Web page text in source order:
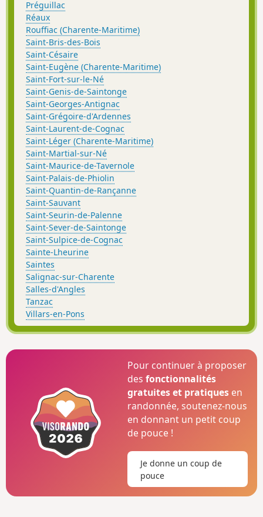
Préguillac
Réaux
Rouffiac (Charente-Maritime)
Saint-Bris-des-Bois
Saint-Césaire
Saint-Eugène (Charente-Maritime)
Saint-Fort-sur-le-Né
Saint-Genis-de-Saintonge
Saint-Georges-Antignac
Saint-Grégoire-d'Ardennes
Saint-Laurent-de-Cognac
Saint-Léger (Charente-Maritime)
Saint-Martial-sur-Né
Saint-Maurice-de-Tavernole
Saint-Palais-de-Phiolin
Saint-Quantin-de-Rançanne
Saint-Sauvant
Saint-Seurin-de-Palenne
Saint-Sever-de-Saintonge
Saint-Sulpice-de-Cognac
Sainte-Lheurine
Saintes
Salignac-sur-Charente
Salles-d'Angles
Tanzac
Villars-en-Pons
Pour continuer à proposer
desfonctionnalités
gratuites et pratiques en
randonnée, soutenez-nous
en donnant un petit coup
de pouce !
Je donne un coup de
pouce